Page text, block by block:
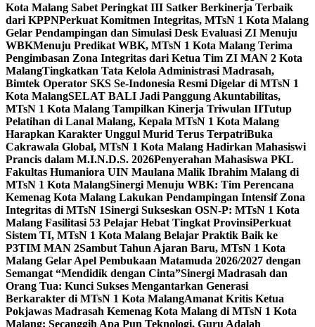
Kota Malang Sabet Peringkat III Satker Berkinerja Terbaik
dari KPPNPerkuat Komitmen Integritas, MTsN 1 Kota Malang
Gelar Pendampingan dan Simulasi Desk Evaluasi ZI Menuju
WBKMenuju Predikat WBK, MTsN 1 Kota Malang Terima
Pengimbasan Zona Integritas dari Ketua Tim ZI MAN 2 Kota
MalangTingkatkan Tata Kelola Administrasi Madrasah,
Bimtek Operator SKS Se-Indonesia Resmi Digelar di MTsN 1
Kota MalangSELAT BALI Jadi Panggung Akuntabilitas,
MTsN 1 Kota Malang Tampilkan Kinerja Triwulan IITutup
Pelatihan di Lanal Malang, Kepala MTsN 1 Kota Malang
Harapkan Karakter Unggul Murid Terus TerpatriBuka
Cakrawala Global, MTsN 1 Kota Malang Hadirkan Mahasiswi
Prancis dalam M.I.N.D.S. 2026Penyerahan Mahasiswa PKL
Fakultas Humaniora UIN Maulana Malik Ibrahim Malang di
MTsN 1 Kota MalangSinergi Menuju WBK: Tim Perencana
Kemenag Kota Malang Lakukan Pendampingan Intensif Zona
Integritas di MTsN 1Sinergi Sukseskan OSN-P: MTsN 1 Kota
Malang Fasilitasi 53 Pelajar Hebat Tingkat ProvinsiPerkuat
Sistem TI, MTsN 1 Kota Malang Belajar Praktik Baik ke
P3TIM MAN 2Sambut Tahun Ajaran Baru, MTsN 1 Kota
Malang Gelar Apel Pembukaan Matamuda 2026/2027 dengan
Semangat “Mendidik dengan Cinta”Sinergi Madrasah dan
Orang Tua: Kunci Sukses Mengantarkan Generasi
Berkarakter di MTsN 1 Kota MalangAmanat Kritis Ketua
Pokjawas Madrasah Kemenag Kota Malang di MTsN 1 Kota
Malang: Secanggih Apa Pun Teknologi, Guru Adalah